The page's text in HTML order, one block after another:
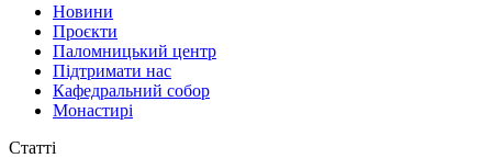
Новини
Проєкти
Паломницький центр
Підтримати нас
Кафедральний собор
Монастирі
Статті